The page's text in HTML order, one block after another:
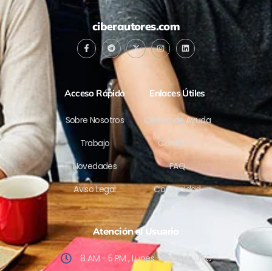
ciberautores.com
Acceso Rápido
Sobre Nosotros
Trabajo
Novedades
Aviso Legal
Enlaces Útiles
Centro de Ayuda
Contacto
FAQ
Comunidad
Atención al Usuario
8 AM - 5 PM , Lunes - Sabado UTC